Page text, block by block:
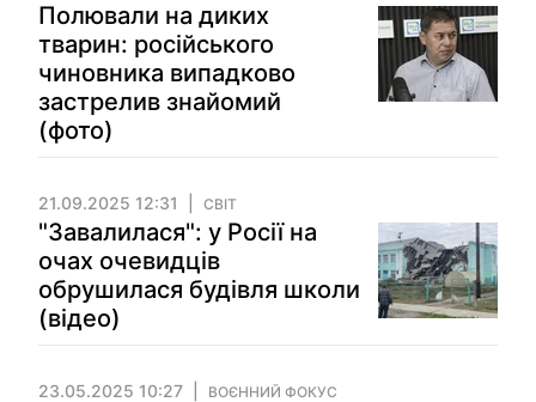
Полювали на диких
тварин: російського
чиновника випадково
застрелив знайомий
(фото)
21.09.2025 12:31 СВІТ
"Завалилася": у Росії на
очах очевидців
обрушилася будівля школи
(відео)
23.05.2025 10:27 ВОЄННИЙ ФОКУС